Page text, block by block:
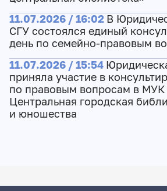
11.07.2026 / 16:02 В
СГУ состоялся единый
день по семейно-правовым
11.07.2026 / 15:54
приняла участие в
по правовым вопросам в МУК
Центральная городская
и юношества